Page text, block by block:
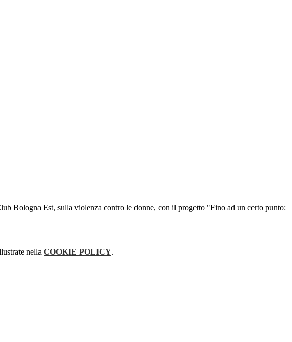
Bologna Est, sulla violenza contro le donne, con il progetto "Fino ad un certo punto:
nella COOKIE POLICY.